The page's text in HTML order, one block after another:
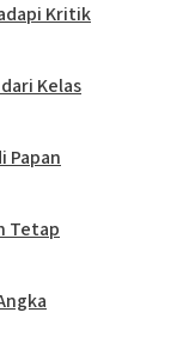
Kritik
Kelas
Papan
Tetap